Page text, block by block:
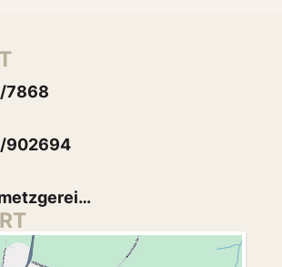
7868
902694